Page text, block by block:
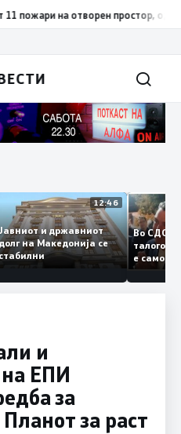
на отворен простор, од кои
12:46
Јавниот и државниот
долг на Македонија се
стабилни
Во
е само
Заев
и
ЕПИ
за
за раст